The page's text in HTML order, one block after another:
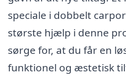
speciale i dobbelt
største hjælp i denne
sørge for, at du får en
funktionel og æstetisk